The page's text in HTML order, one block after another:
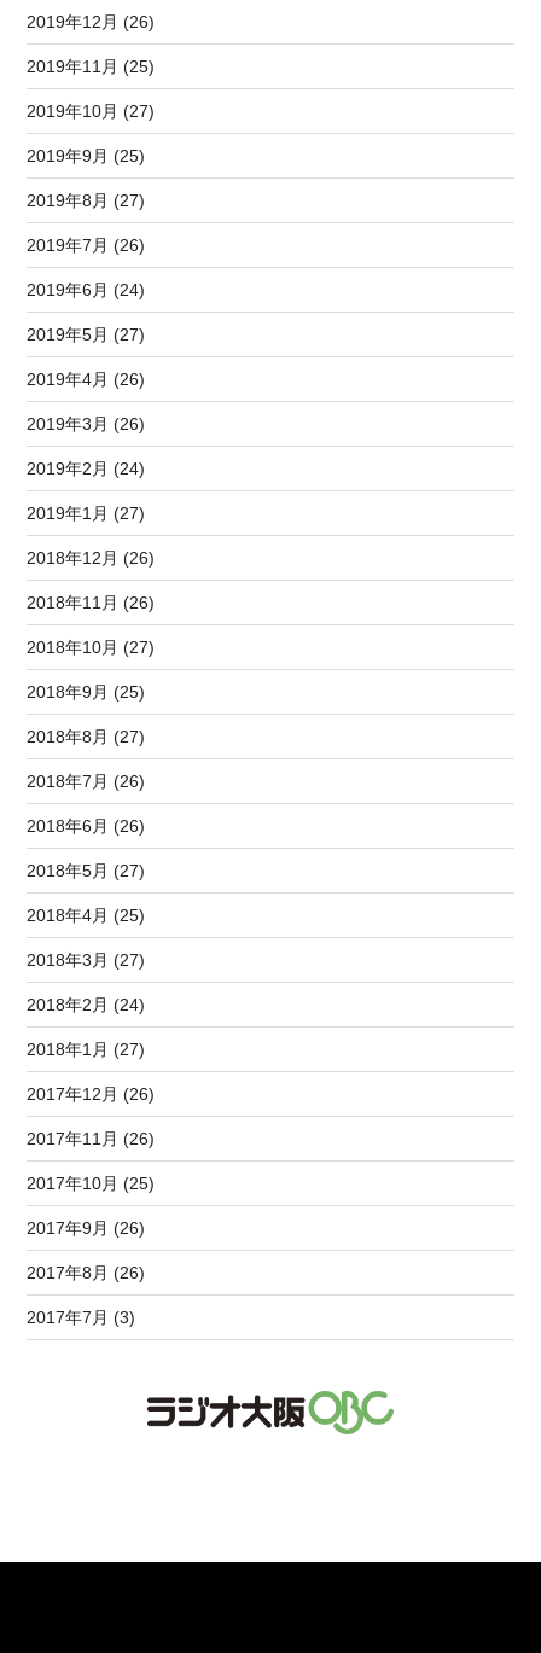
2019年12月 (26)
2019年11月 (25)
2019年10月 (27)
2019年9月 (25)
2019年8月 (27)
2019年7月 (26)
2019年6月 (24)
2019年5月 (27)
2019年4月 (26)
2019年3月 (26)
2019年2月 (24)
2019年1月 (27)
2018年12月 (26)
2018年11月 (26)
2018年10月 (27)
2018年9月 (25)
2018年8月 (27)
2018年7月 (26)
2018年6月 (26)
2018年5月 (27)
2018年4月 (25)
2018年3月 (27)
2018年2月 (24)
2018年1月 (27)
2017年12月 (26)
2017年11月 (26)
2017年10月 (25)
2017年9月 (26)
2017年8月 (26)
2017年7月 (3)